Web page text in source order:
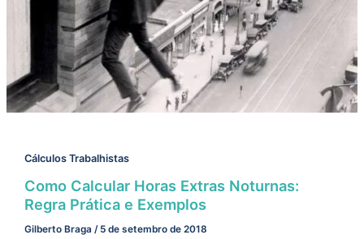
Cálculos Trabalhistas
Como Calcular Horas Extras Noturnas:
Regra Prática e Exemplos
Gilberto Braga / 5 de setembro de 2018